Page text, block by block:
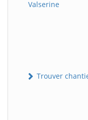
Valserine
Trouver